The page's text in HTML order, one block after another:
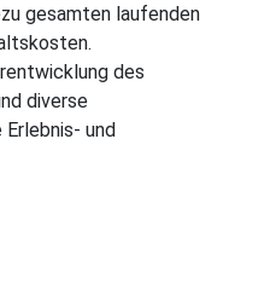
gesamten laufenden
des
diverse
und